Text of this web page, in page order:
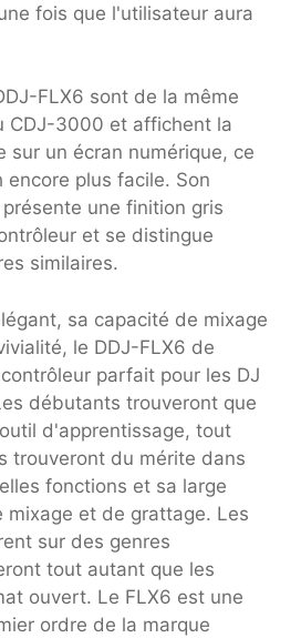
fois que l'utilisateur aura
FLX6 sont de la même
CDJ-3000 et affichent la
sur un écran numérique, ce
encore plus facile. Son
une finition gris
et se distingue
similaires.
sa capacité de mixage
le DDJ-FLX6 de
parfait pour les DJ
débutants trouveront que
d'apprentissage, tout
trouveront du mérite dans
fonctions et sa large
mixage et de grattage. Les
sur des genres
tout autant que les
ouvert. Le FLX6 est une
ordre de la marque